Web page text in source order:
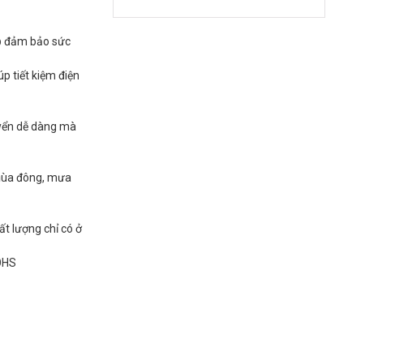
đảm bảo sức
tiết kiệm điện
dễ dàng mà
đông, mưa
lượng chỉ có ở